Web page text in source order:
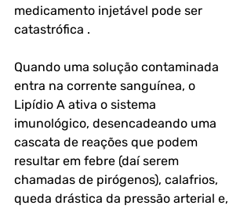
medicamento injetável pode ser
catastrófica .
Quando uma solução contaminada
entra na corrente sanguínea, o
Lipídio A ativa o sistema
imunológico, desencadeando uma
cascata de reações que podem
resultar em febre (daí serem
chamadas de pirógenos), calafrios,
queda drástica da pressão arterial e,